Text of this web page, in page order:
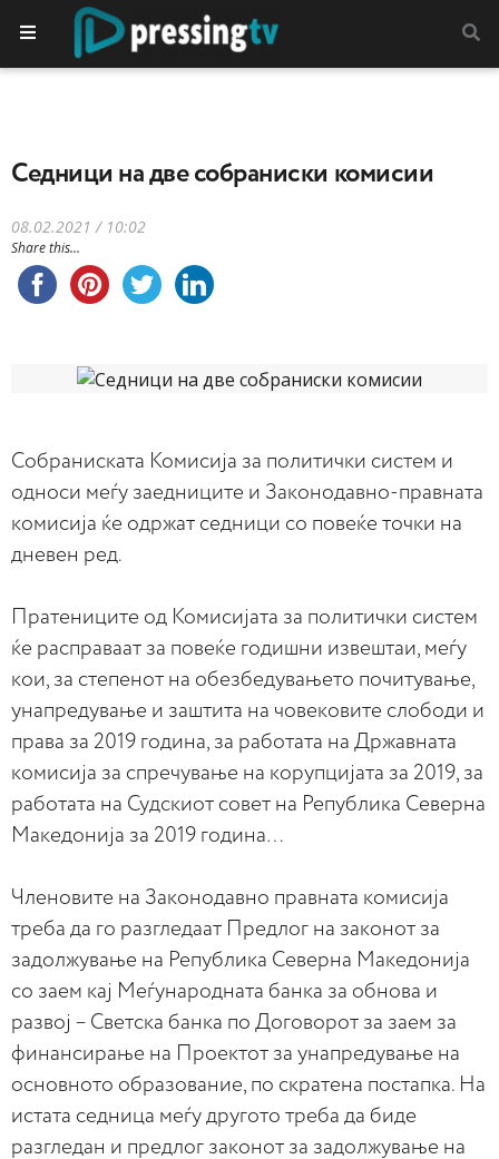
Седници на две собраниски комисии
08.02.2021 / 10:02
Share this...
Собраниската Комисија за политички систем и
односи меѓу заедниците и Законодавно-правната
комисија ќе одржат седници со повеќе точки на
дневен ред.
Пратениците од Комисијата за политички систем
ќе расправаат за повеќе годишни извештаи, меѓу
кои, за степенот на обезбедувањето почитување,
унапредување и заштита на човековите слободи и
права за 2019 година, за работата на Државната
комисија за спречување на корупцијата за 2019, за
работата на Судскиот совет на Република Северна
Македонија за 2019 година…
Членовите на Законодавно правната комисија
треба да го разгледаат Предлог на законот за
задолжување на Република Северна Македонија
со заем кај Меѓународната банка за обнова и
развој – Светска банка по Договорот за заем за
финансирање на Проектот за унапредување на
основното образование, по скратена постапка. На
истата седница меѓу другото треба да биде
разгледан и предлог законот за задолжување на